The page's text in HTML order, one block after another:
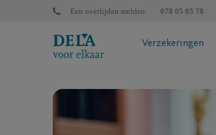
Een overlijden melden: 078 05 05 78
Verzekeringen
DELA Uitvaartzorgplan